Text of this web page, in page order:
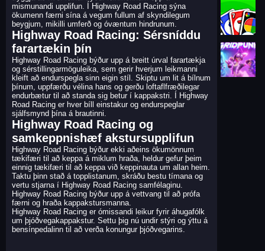
mismunandi upplifun. Í Highway Road Racing sýna
ökumenn færni sína á vegum fullum af skyndilegum
beygjum, mikilli umferð og óvæntum hindrunum.
Highway Road Racing: Sérsníddu
farartækin þín
Highway Road Racing býður upp á breitt úrval farartækja
og sérstillingarmöguleika, sem gerir hverjum leikmanni
kleift að endurspegla sinn eigin stíl. Skiptu um lit á bílnum
þínum, uppfærðu vélina hans og gerðu loftaflfræðilegar
endurbætur til að standa sig betur í kappakstri. Í Highway
Road Racing er hver bíll einstakur og endurspeglar
sjálfsmynd þína á brautinni.
Highway Road Racing og
samkeppnishæf akstursupplifun
Highway Road Racing býður ekki aðeins ökumönnum
tækifæri til að keppa á miklum hraða, heldur gefur þeim
einnig tækifæri til að keppa við keppinauta um allan heim.
Taktu þinn stað á topplistanum, skráðu bestu tímana og
vertu stjarna í Highway Road Racing samfélaginu.
Highway Road Racing býður upp á vettvang til að prófa
færni og hraða kappakstursmanna.
Highway Road Racing er ómissandi leikur fyrir áhugafólk
um þjóðvegakappakstur. Settu þig nú undir stýri og ýttu á
bensínpedalinn til að verða konungur þjóðvegarins.